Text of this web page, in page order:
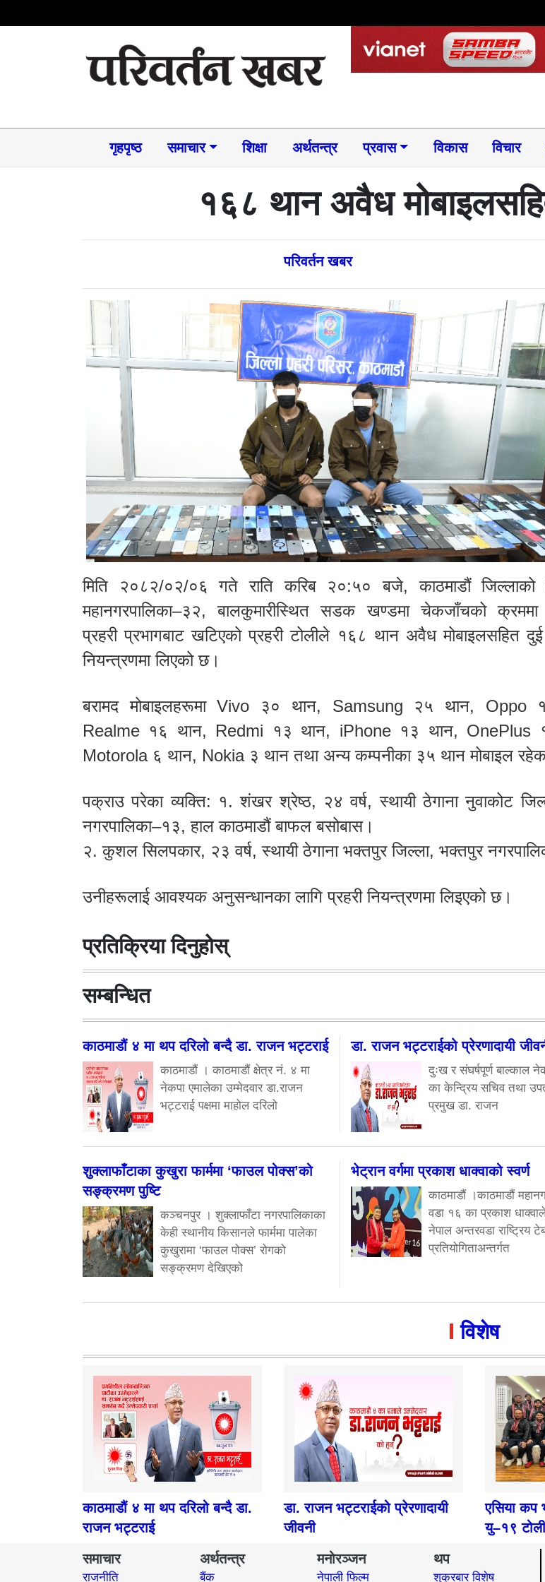
गृहपृष्ठ समाचार​ शिक्षा अर्थतन्त्र प्रवास विकास विचार
१६८ थान अवैध
परिवर्तन खबर
मिति २०८२/०२/०६ गते राति करिब २०:५० बजे, काठमाडौं जिल्लाको
महानगरपालिका–३२, बालकुमारीस्थित सडक खण्डमा चेकजाँचको क्रममा
प्रहरी प्रभागबाट खटिएको प्रहरी टोलीले १६८ थान अवैध मोबाइलसहित
नियन्त्रणमा लिएको छ।
बरामद मोबाइलहरूमा Vivo ३० थान, Samsung २५ थान, Oppo
Realme १६ थान, Redmi १३ थान, iPhone १३ थान, OnePlus
Motorola ६ थान, Nokia ३ थान तथा अन्य कम्पनीका ३५ थान मोबाइल
पक्राउ परेका व्यक्ति: १. शंखर श्रेष्ठ, २४ वर्ष, स्थायी ठेगाना नुवाकोट
नगरपालिका–१३, हाल काठमाडौं बाफल बसोबास।
२. कुशल सिलपकार, २३ वर्ष, स्थायी ठेगाना भक्तपुर जिल्ला, भक्तपुर
उनीहरूलाई आवश्यक अनुसन्धानका लागि प्रहरी नियन्त्रणमा लिइएको छ।
प्रतिक्रिया दिनुहोस्
सम्बन्धित
काठमाडौं ४ मा थप दरिलो बन्दै डा. राजन भट्टराई
काठमाडौं । काठमाडौं क्षेत्र नं. ४ मा
नेकपा एमालेका उम्मेदवार डा.राजन
भट्टराई पक्षमा माहोल दरिलो
डा. राजन भट्टराईको प्रेरणादायी
दुःख र संघर्षपूर्ण बाल्काल
का केन्द्रिय सचिव तथा
प्रमुख डा. राजन
शुक्लाफाँटाका कुखुरा फार्ममा ‘फाउल पोक्स’को
सङ्क्रमण पुष्टि
कञ्चनपुर । शुक्लाफाँटा नगरपालिकाका
केही स्थानीय किसानले फार्ममा पालेका
कुखुरामा ‘फाउल पोक्स’ रोगको
सङ्क्रमण देखिएको
भेट्रान वर्गमा प्रकाश धाक्वाको स्वर्ण
काठमाडौं ।काठमाडौं
वडा १६ का प्रकाश
नेपाल अन्तरवडा राष्ट्रिय
प्रतियोगिताअन्तर्गत
विशेष
काठमाडौं ४ मा थप दरिलो बन्दै डा.
राजन भट्टराई
डा. राजन भट्टराईको प्रेरणादायी
जीवनी
एसिया कप
यु–१९
समाचार
राजनीति
अर्थतन्त्र
बैंक
मनोरञ्जन
नेपाली फिल्म
थप
शुक्रबार विशेष